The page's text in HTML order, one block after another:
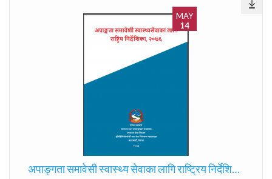
MAY
14
अपाङ्गता समावेसी स्वास्थ्य सेवाका लागि राष्ट्रिय निर्देशिका, २०७६